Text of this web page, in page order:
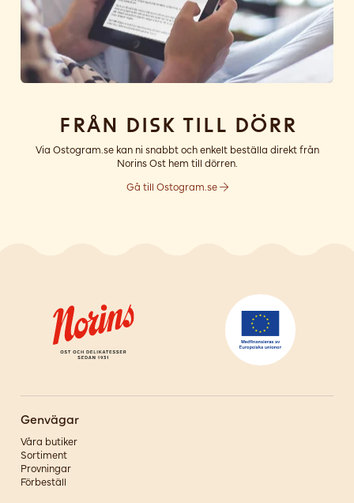
Från disk till dörr
Via Ostogram.se kan ni snabbt och enkelt beställa direkt från
Norins Ost hem till dörren.
Gå till Ostogram.se
Genvägar
Våra butiker
Sortiment
Provningar
Förbeställ